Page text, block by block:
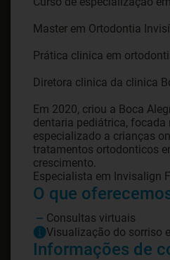
Master em Ortodontia
Prática clinica em
Diretora clinica da clinica
Em 2020, criou a Boca
dentaria pediátrica, focada
especializado a crianças
tratamentos ortodonticos
crescimento.
O que
Consultas virtuais
Visualização do sorriso
Informações de